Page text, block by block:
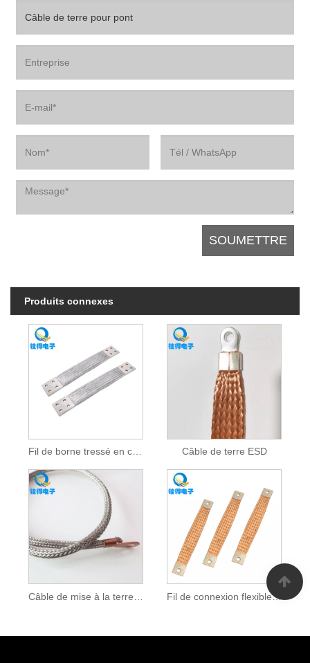
Produits connexes
Fil de borne tressé en cuivre Câble de terre ESD
Fil de connexion flexible en cuivre